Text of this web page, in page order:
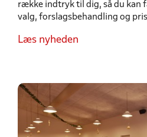
række indtryk til dig, så du kan
valg, forslagsbehandling og
Læs nyheden